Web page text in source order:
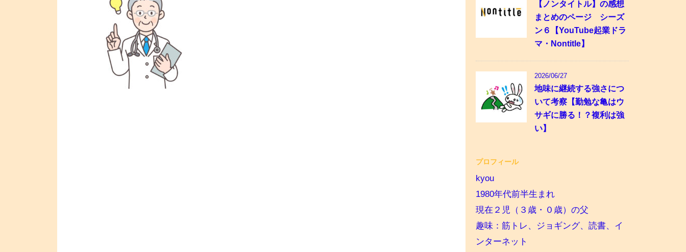
【ノンタイトル】の感想
まとめのページ シーズ
ン６【YouTube起業ドラ
マ・Nontitle】
2026/06/27
地味に継続する強さにつ
いて考察【勤勉な亀はウ
サギに勝る！？複利は強
い】
プロフィール
kyou
1980年代前半生まれ
現在２児（３歳・０歳）の父
趣味：筋トレ、ジョギング、読書、イ
ンターネット